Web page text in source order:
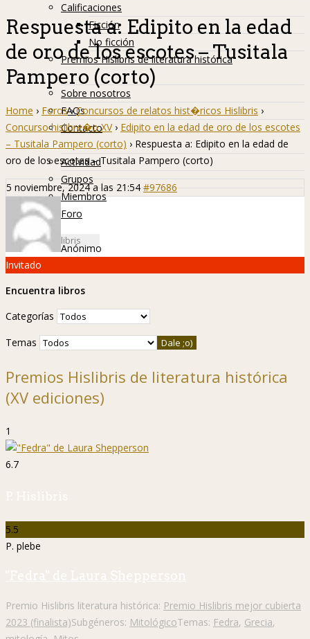
Calificaciones
Ficción
No ficción
Premios Hislibris de literatura histórica
Info
Sobre nosotros
FAQs
Contacto
Hislibreños
Actividad
Grupos
Miembros
Foro
Respuesta a: Edipito en la edad
de oro de los escotes – Tusitala
Pampero (corto)
Home › Foros › Concursos de relatos hist�ricos Hislibris ›
Concurso hislibre�o XV › Edipito en la edad de oro de los escotes
– Tusitala Pampero (corto) › Respuesta a: Edipito en la edad de
oro de los escotes – Tusitala Pampero (corto)
5 noviembre, 2024 a las 21:54 #97686
Anónimo
Invitado
Encuentra libros
Categorías
Temas
Premios Hislibris de literatura histórica
(XV ediciones)
1
6.7
P. Hislibris
5.5
P. plebe
"Fedra" de Laura Shepperson
Premio Hislibris literatura histórica: Premio Hislibris mejor cubierta
2023 (finalista)Subgéneros: MitológicoTemas: Fedra, Grecia,